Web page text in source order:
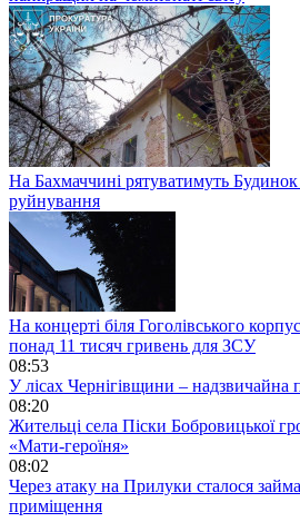
На Бахмаччині рятуватимуть
руйнування
На концерті біля Гоголівського
понад 11 тисяч гривень для ЗСУ
08:53
У лісах Чернігівщини – надзвичайна
08:20
Жительці села Піски Бобровицької
«Мати-героїня»
08:02
Через атаку на Прилуки сталося
приміщення